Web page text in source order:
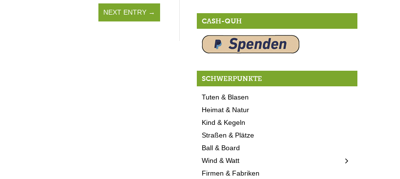
NEXT ENTRY →
CASH-QUH
SCHWERPUNKTE
Tuten & Blasen
Heimat & Natur
Kind & Kegeln
Straßen & Plätze
Ball & Board
Wind & Watt
Firmen & Fabriken